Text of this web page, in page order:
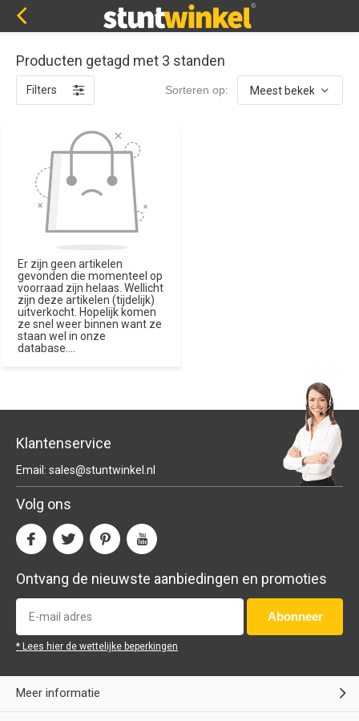
Producten getagd met 3 standen
Filters Sorteren op:
Er zijn geen artikelen
gevonden die momenteel op
voorraad zijn helaas. Wellicht
zijn deze artikelen (tijdelijk)
uitverkocht. Hopelijk komen
ze snel weer binnen want ze
staan wel in onze
database....
Klantenservice
Email: sales@stuntwinkel.nl
Volg ons
Ontvang de nieuwste aanbiedingen en promoties
Abonneer
* Lees hier de wettelijke beperkingen
Meer informatie